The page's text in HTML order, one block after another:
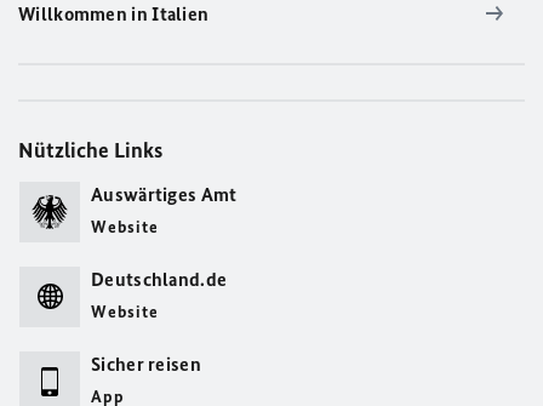
Willkommen in Italien
Nützliche Links
Auswärtiges Amt
Website
Deutschland.de
Website
Sicher reisen
App